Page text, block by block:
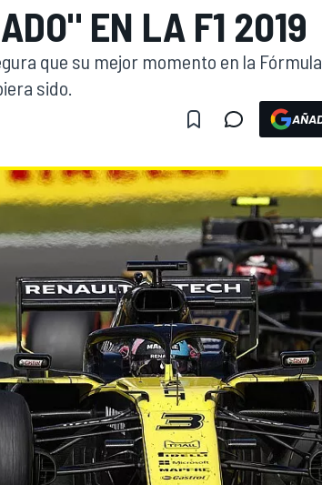
MOTO
RALLYTURISMO
EN LA F1 2019
que su mejor momento en la Fórmula
sido.